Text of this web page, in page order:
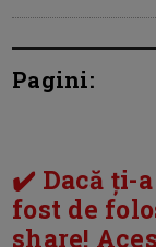
Pagini:
✔️ Dacă ți-
fost de
share!